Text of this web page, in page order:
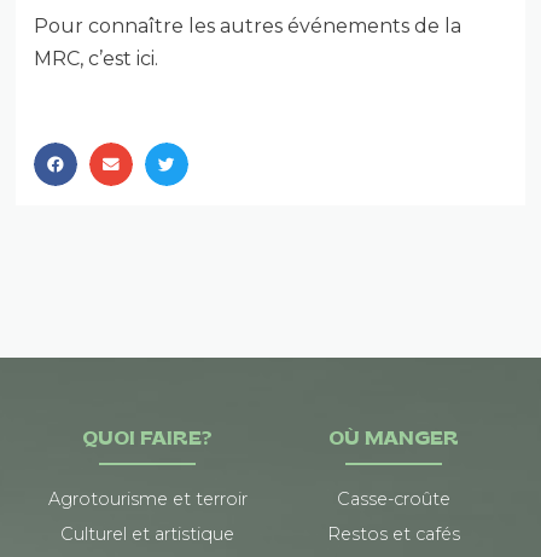
Pour connaître les autres événements de la
MRC, c’est ici.
QUOI FAIRE?
Agrotourisme et terroir
Culturel et artistique
OÙ MANGER
Casse-croûte
Restos et cafés